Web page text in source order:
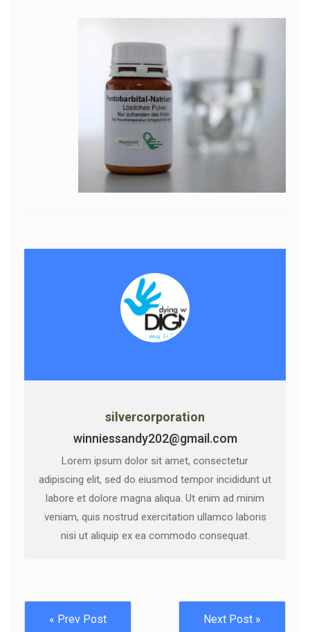
silvercorporation
winniessandy202@gmail.com
Lorem ipsum dolor sit amet, consectetur
adipiscing elit, sed do eiusmod tempor incididunt ut
labore et dolore magna aliqua. Ut enim ad minim
veniam, quis nostrud exercitation ullamco laboris
nisi ut aliquip ex ea commodo consequat.
« Prev Post Next Post »